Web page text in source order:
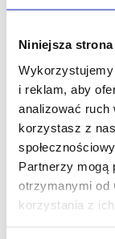
Niniejsza
i reklam, aby
analizować ruch
korzystasz z
Partnerzy mogą
otrzymanymi od
korzystania z ich
- Smukłe i lekkie, nie
- Materiał: poliuretan,
Przeznaczenie:
Opakowanie zastępcze
EAN: 5714122306739
Powiązane kategorie:
tabletów
Etui &
& Akcesoria